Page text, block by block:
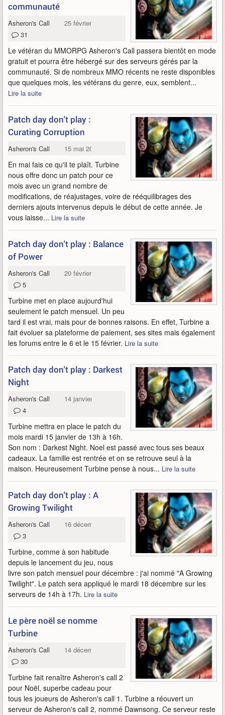
communauté
Asheron's Call
25 février 2014
31
Le vétéran du MMORPG Asheron's Call passera bientôt en mode
gratuit et pourra être hébergé sur des serveurs gérés par la
communauté. Si de nombreux MMO récents ne reste disponibles
que quelques mois, les vétérans du genre, eux, semblent...
Lire la suite
Patch day don't play :
Curating Corruption
Asheron's Call 15 mai 2013
En mai fais ce qu'il te plaît. Turbine
nous offre donc un patch pour ce
mois avec un grand nombre de
modifications, de réajustages, voire de rééquilibrages des
derniers ajouts intervenus depuis le début de cette année. Je
vous laisse... Lire la suite
Patch day don't play : Balance
of Power
Asheron's Call
20 février 2013
5
Turbine met en place aujourd'hui
seulement le patch mensuel. Un peu
tard il est vrai, mais pour de bonnes raisons. En effet, Turbine a
fait évoluer sa plateforme de paiement, ses sites mais également
les forums entre le 6 et le 15 février. Lire la suite
Patch day don't play : Darkest
Night
Asheron's Call
14 janvier 2013
4
Turbine mettra en place le patch du
mois mardi 15 janvier de 13h à 16h.
Son nom : Darkest Night. Noel est passé avec tous ses beaux
cadeaux. La famille est rentrée et on se retrouve seul à la
maison. Heureusement Turbine pense à nous... Lire la suite
Patch day don't play : A
Growing Twilight
Asheron's Call
16 décembre 2012
3
Turbine, comme à son habitude
depuis le lancement du jeu, nous
livre son patch mensuel pour décembre : j'ai nommé "A Growing
Twilight". Le patch sera appliqué le mardi 18 décembre sur les
serveurs de 14h à 17h. Lire la suite
Le père noël se nomme
Turbine
Asheron's Call
14 décembre 2012
30
Turbine fait renaître Asheron's call 2
pour Noël, superbe cadeau pour
tous les joueurs de Asheron's call 1. Turbine a réouvert un
serveur de Asheron's call 2, nommé Dawnsong. Ce serveur reste